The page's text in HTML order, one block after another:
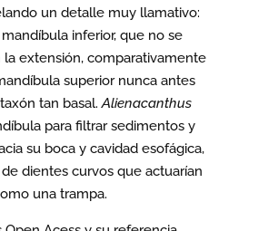
un detalle muy llamativo:
inferior, que no se
extensión, comparativamente
superior nunca antes
tan basal.Alienacanthus
para filtrar sedimentos y
su boca y cavidad esofágica,
dientes curvos que actuarían
una trampa.